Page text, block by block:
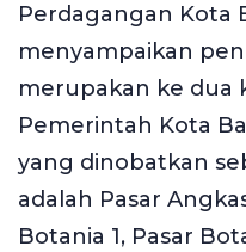
Perdagangan Kota
menyampaikan
merupakan ke dua
Pemerintah Kota
yang dinobatkan
adalah Pasar
Botania 1, Pasar